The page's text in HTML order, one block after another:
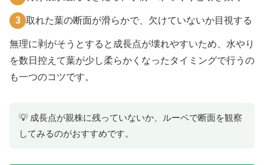
3 取れた葉の断面が滑らかで、欠けていないか目視する
無理に剥がそうとすると成長点が壊れやすいため、水やり
を数日控えて葉が少し柔らかくなったタイミングで行うの
も一つのコツです。
💡 成長点が親株に残っていないか、ルーペで断面を観察
してみるのがおすすめです。